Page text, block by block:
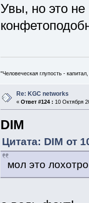
Увы, но это
"Человеческая глупость -
Re: KGC networks
« Ответ #124 : 10 Октября
DIM
Цитата: DIM от
мол это